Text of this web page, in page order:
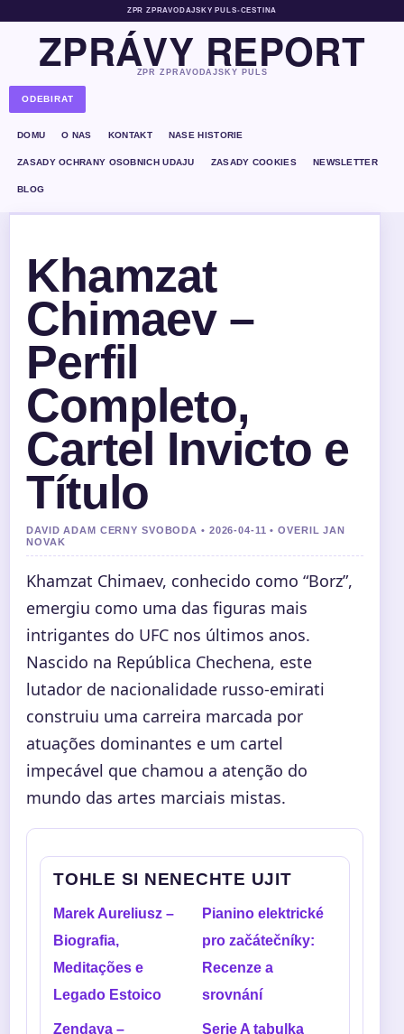
ZPR ZPRAVODAJSKY PULS•CESTINA
ZPRÁVY REPORT
ZPR ZPRAVODAJSKY PULS
ODEBIRAT
DOMU O NAS KONTAKT NASE HISTORIE
ZASADY OCHRANY OSOBNICH UDAJU ZASADY COOKIES NEWSLETTER
BLOG
Khamzat
Chimaev –
Perfil
Completo,
Cartel Invicto e
Título
DAVID ADAM CERNY SVOBODA • 2026-04-11 • OVERIL JAN
NOVAK
Khamzat Chimaev, conhecido como “Borz”,
emergiu como uma das figuras mais
intrigantes do UFC nos últimos anos.
Nascido na República Chechena, este
lutador de nacionalidade russo-emirati
construiu uma carreira marcada por
atuações dominantes e um cartel
impecável que chamou a atenção do
mundo das artes marciais mistas.
TOHLE SI NENECHTE UJIT
Marek Aureliusz –
Biografia,
Meditações e
Legado Estoico
Pianino elektrické
pro začátečníky:
Recenze a
srovnání
Zendaya –
Serie A tabulka